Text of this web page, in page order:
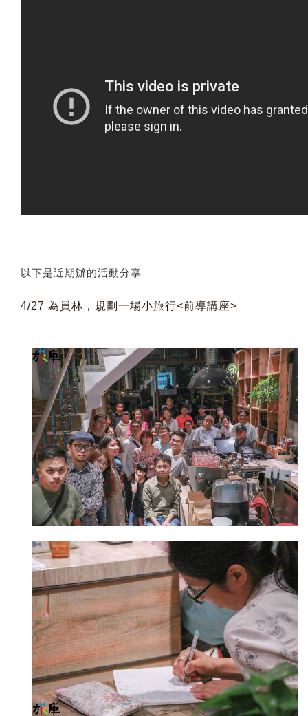
以下是近期辦的活動分享
4/27 為員林，規劃一場小旅行<前導講座>